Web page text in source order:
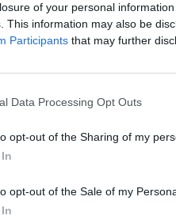
of your personal
This information may also be
Participants that may further
Data Processing Opt Outs
opt-out of the Sharing of my
opt-out of the Sale of my
Κρατήστε με συνδεδεμένο/η